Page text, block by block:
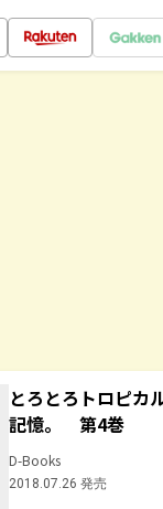
とろとろトロピ
記憶。 第4巻
D-Books
2018.07.26 発売